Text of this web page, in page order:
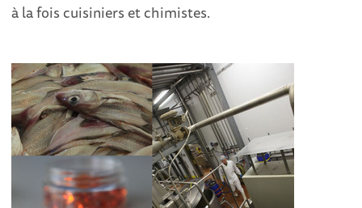
à la fois cuisiniers et chimistes.